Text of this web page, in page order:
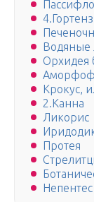
Водяные
Орхидея
Крокус,
2.Канна
Ликорис
Протея
Непентес